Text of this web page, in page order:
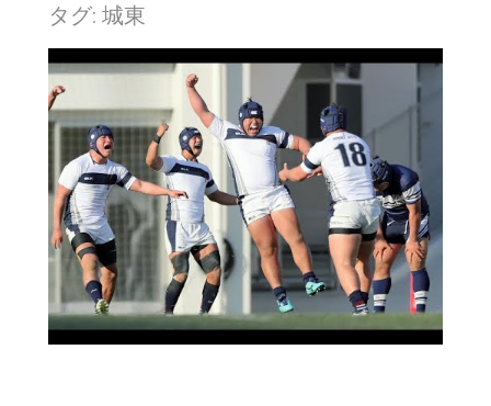
タグ: 城東